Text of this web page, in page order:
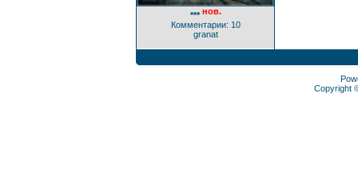
*** нов.
Комментарии: 10
granat
Copyright